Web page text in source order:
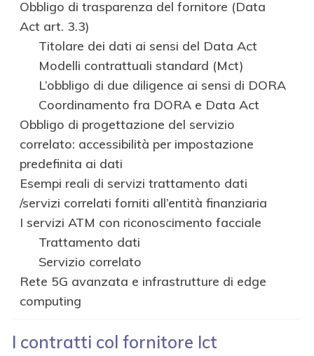
Obbligo di trasparenza del fornitore (Data
Act art. 3.3)
Titolare dei dati ai sensi del Data Act
Modelli contrattuali standard (Mct)
L’obbligo di due diligence ai sensi di DORA
Coordinamento fra DORA e Data Act
Obbligo di progettazione del servizio
correlato: accessibilità per impostazione
predefinita ai dati
Esempi reali di servizi trattamento dati
/servizi correlati forniti all’entità finanziaria
I servizi ATM con riconoscimento facciale
Trattamento dati
Servizio correlato
Rete 5G avanzata e infrastrutture di edge
computing
I contratti col fornitore Ict